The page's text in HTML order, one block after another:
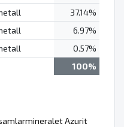
37.14%
6.97%
0.57%
100%
Azurit